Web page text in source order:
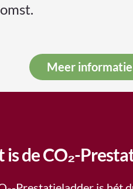
Meer informatie
is de CO₂-